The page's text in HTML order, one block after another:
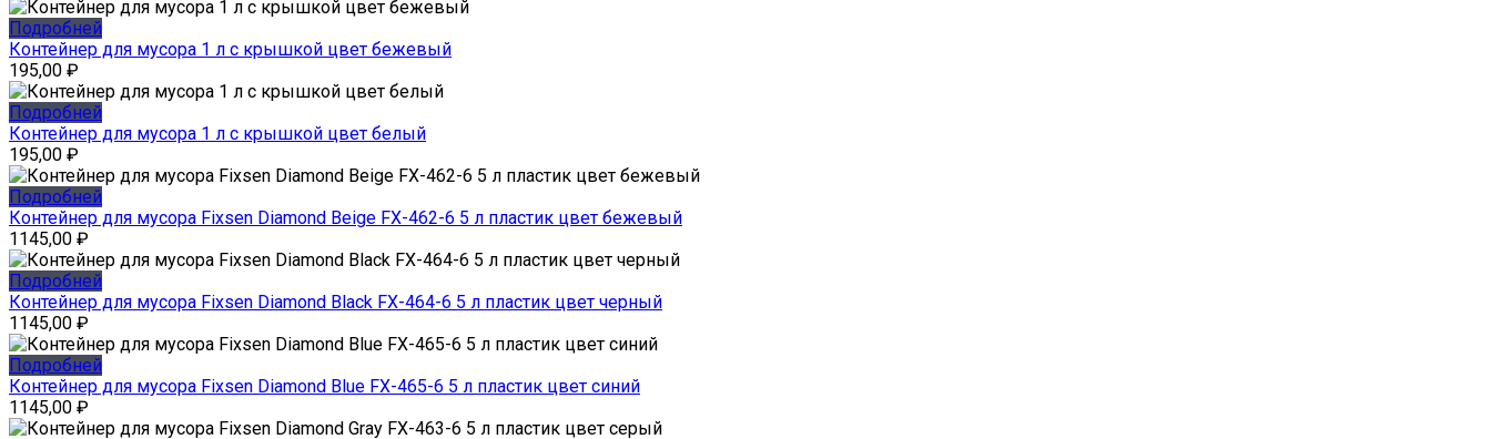
Подробней
Контейнер для мусора 1 л с крышкой цвет бежевый
195,00 ₽
Подробней
Контейнер для мусора 1 л с крышкой цвет белый
195,00 ₽
Подробней
Контейнер для мусора Fixsen Diamond Beige FX-462-6 5 л пластик цвет бежевый
1145,00 ₽
Подробней
Контейнер для мусора Fixsen Diamond Black FX-464-6 5 л пластик цвет черный
1145,00 ₽
Подробней
Контейнер для мусора Fixsen Diamond Blue FX-465-6 5 л пластик цвет синий
1145,00 ₽